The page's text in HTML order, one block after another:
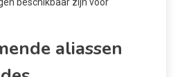
aliassen